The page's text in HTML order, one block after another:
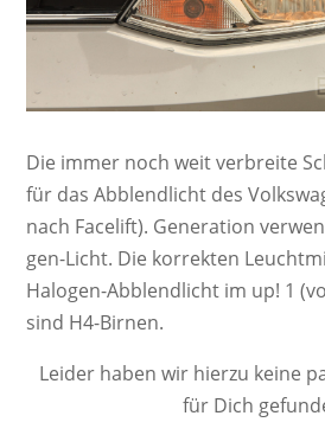
Die immer noch weit ver­breite
für das Abblendlicht des
nach Facelift). Ge­ne­ra­ti­on
gen-Licht. Die kor­rek­ten
Halogen-Abblendlicht im up! 1
sind H4-Birnen.
Leider haben wir hierzu keine
für Dich